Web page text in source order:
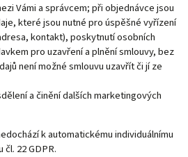
Vámi a správcem; při objednávce jsou
které jsou nutné pro úspěšné vyřízení
kontakt), poskytnutí osobních
pro uzavření a plnění smlouvy, bez
není možné smlouvu uzavřít či jí ze
a činění dalších marketingových
k automatickému individuálnímu
22 GDPR.